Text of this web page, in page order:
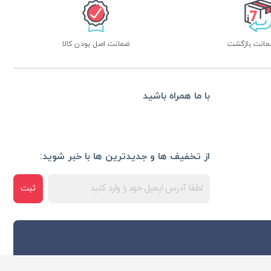
ضمانت اصل بودن کالا
از تخفیف ها و جدیدترین ها با خبر شوید:
ثبت
با ما همراه باشید